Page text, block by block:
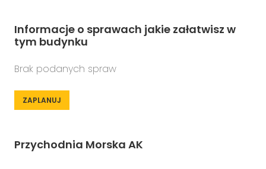
Informacje o sprawach jakie załatwisz w
tym budynku
Brak podanych spraw
ZAPLANUJ
Przychodnia Morska AK